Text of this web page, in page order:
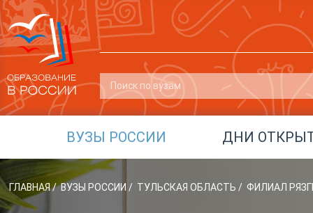
ВУЗЫ РОССИИ ДНИ
ГЛАВНАЯ/ ВУЗЫ РОССИИ / ТУЛЬСКАЯ ОБЛАСТЬ / ФИЛИАЛ